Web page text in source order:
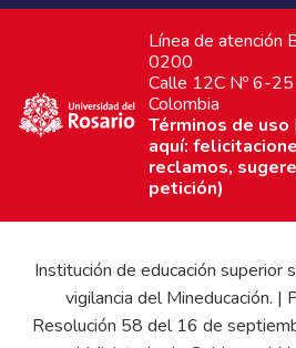
Línea de atención
0200
Calle 12C Nº 6-
Colombia
Términos de uso |
aquí:
reclamos,
petición)
Institución de educación superior
vigilancia del Mineducación. |
Resolución 58 del 16 de